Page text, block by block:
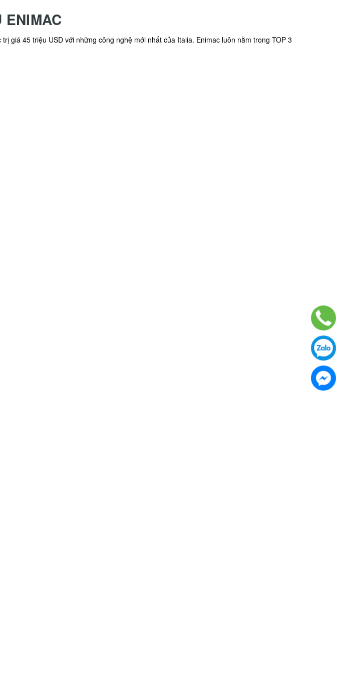
ENIMAC
giá 45 triệu USD với những công nghệ mới nhất của Italia. Enimac luôn nằm trong TOP 3